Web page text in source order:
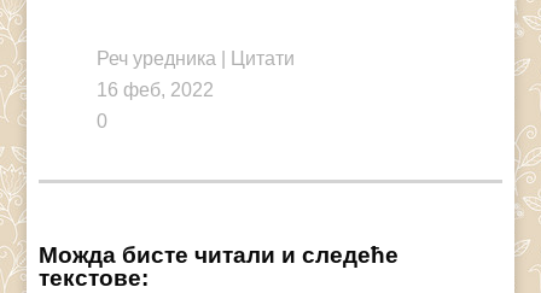
Реч уредника
Цитати
16 феб, 2022
0
Можда бисте читали и следеће
текстове: